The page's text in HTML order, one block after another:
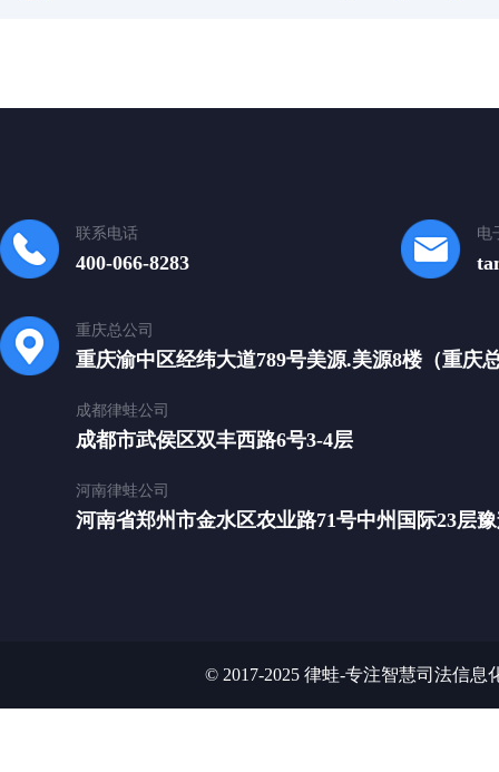
联系电话
400-066-8283
电
重庆总公司
重庆渝中区经纬大道789号美源.美源8楼（重庆
成都律蛙公司
成都市武侯区双丰西路6号3-4层
河南律蛙公司
河南省郑州市金水区农业路71号中州国际23层
© 2017-2025 律蛙-专注智慧司法信息